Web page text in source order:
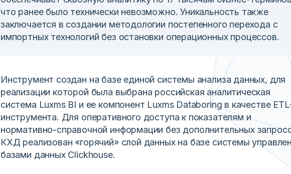
что ранее было технически невозможно. Уникальность также
заключается в создании методологии постепенного перехода с
импортных технологий без остановки операционных процессов.
Инструмент создан на базе единой системы анализа данных, для
реализации которой была выбрана российская аналитическая
система Luxms BI и ее компонент Luxms Databoring в качестве
инструмента. Для оперативного доступа к показателям и
нормативно-справочной информации без дополнительных
КХД реализован «горячий» слой данных на базе системы
базами данных Clickhouse.